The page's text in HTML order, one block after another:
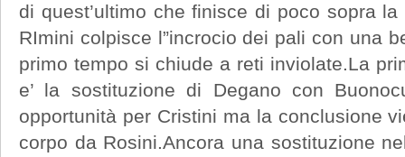
di quest’ultimo che finisce di poco sopra
RImini colpisce l”incrocio dei pali con una
primo tempo si chiude a reti inviolate.La
e’ la sostituzione di Degano con
opportunità per Cristini ma la conclusione
corpo da Rosini.Ancora una sostituzione